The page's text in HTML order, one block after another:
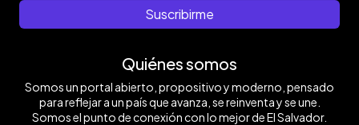
Suscribirme
Quiénes somos
Somos un portal abierto, propositivo y moderno, pensado
para reflejar a un país que avanza, se reinventa y se une.
Somos el punto de conexión con lo mejor de El Salvador.